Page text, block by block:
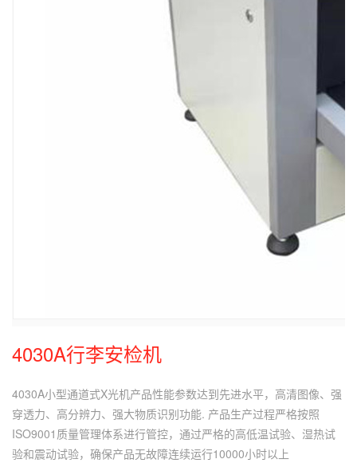
4030A行李安检机
4030A小型通道式X光机产品性能参数达到先进水平，高清图像、强
穿透力、高分辨力、强大物质识别功能. 产品生产过程严格按照
ISO9001质量管理体系进行管控，通过严格的高低温试验、湿热试
验和震动试验，确保产品无故障连续运行10000小时以上